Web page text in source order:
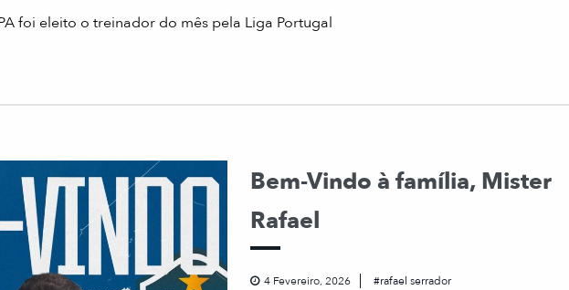
foi eleito o treinador do mês pela Liga Portugal
Bem-Vindo à família, Mister
Rafael
4 Fevereiro, 2026 rafael serrador